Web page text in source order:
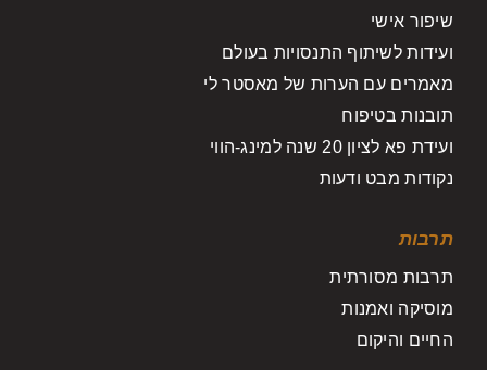
שיפור אישי
ועידות לשיתוף התנסויות בעולם
מאמרים עם הערות של מאסטר לי
תובנות בטיפוח
ועידת פא לציון 20 שנה למינג-הווי
נקודות מבט ודעות
תרבות
תרבות מסורתית
מוסיקה ואמנות
החיים והיקום